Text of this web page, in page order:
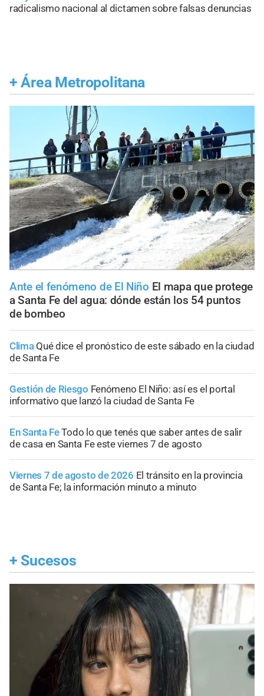
radicalismo nacional al dictamen sobre falsas denuncias
+ Área Metropolitana
Ante el fenómeno de El Niño El mapa que protege
a Santa Fe del agua: dónde están los 54 puntos
de bombeo
Clima Qué dice el pronóstico de este sábado en la ciudad
de Santa Fe
Gestión de Riesgo Fenómeno El Niño: así es el portal
informativo que lanzó la ciudad de Santa Fe
En Santa FeTodo lo que tenés que saber antes de salir
de casa en Santa Fe este viernes 7 de agosto
Viernes 7 de agosto de 2026 El tránsito en la provincia
de Santa Fe; la información minuto a minuto
+ Sucesos